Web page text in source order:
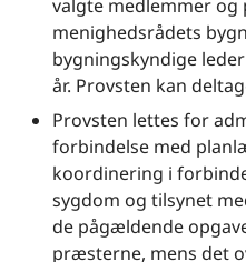
valgte medlemmer
menighedsrådets
bygningskyndige
år. Provsten kan
Provsten lettes for
forbindelse med
koordinering i
sygdom og tilsynet
de pågældende
præsterne, mens det